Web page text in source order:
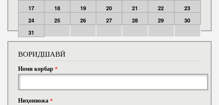
17
18 19 20 21 22
23
24
25 26 27 28 29
30
31
ВОРИДШАВӢ
Номи корбар*
Ниҳонвожа*